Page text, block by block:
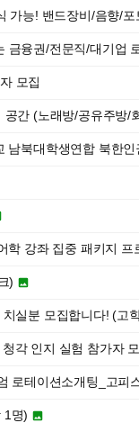
가능! 밴드장비/음향/
금융권/전문직/대기업
모집
간 (노래방/공유주방/
남북대학생연합 북한
학 강좌 집중 패키지 프
) 
실분 모집합니다! (고
각 인지 실험 참가자
로테이션소개팅_고피
1명) 